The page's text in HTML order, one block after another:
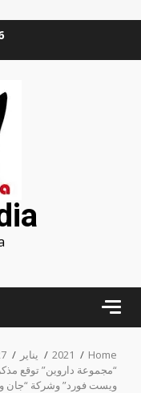
6
Home
2021 يناير
“مجموعة داروين” توقع
ويست فورد” وشركة “جان